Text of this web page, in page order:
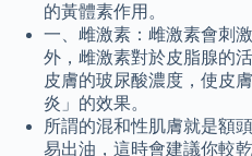
的黃體素作用。
一、雌激素：雌激素會刺
外，雌激素對於皮脂腺的
皮膚的玻尿酸濃度，使皮
炎」的效果。
所謂的混和性肌膚就是額
易出油，這時會建議你較